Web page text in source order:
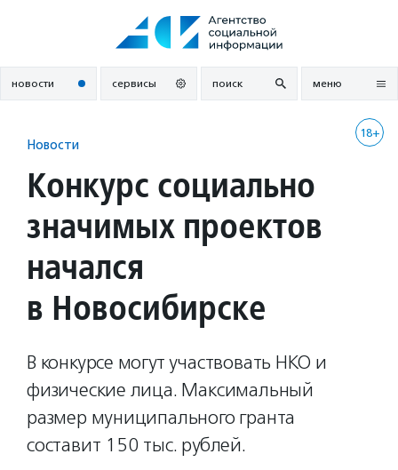
новости сервисы поиск меню
18+
Новости
Конкурс социально
значимых проектов
начался
в Новосибирске
В конкурсе могут участвовать НКО и
физические лица. Максимальный
размер муниципального гранта
составит 150 тыс. рублей.